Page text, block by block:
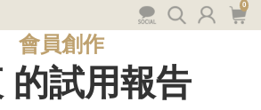
0
會員創作
的試用報告